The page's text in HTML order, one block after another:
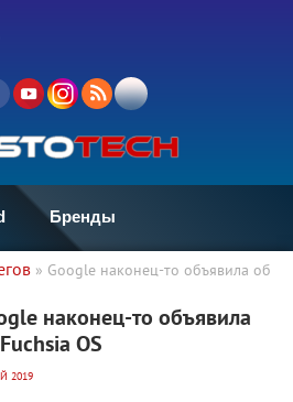
Бренды
» Google наконец-то объявила об
наконец-то объявила
OS
2019